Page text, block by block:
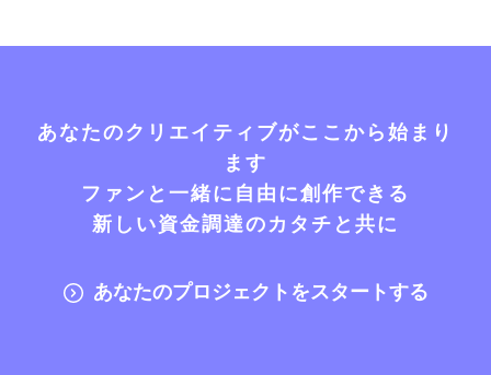
あなたのクリエイティブがここから始まり
ます
ファンと一緒に自由に創作できる
新しい資金調達のカタチと共に
あなたのプロジェクトをスタートする